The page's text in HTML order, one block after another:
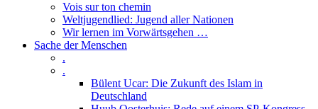
Vois sur ton chemin
Weltjugendlied: Jugend aller Nationen
Wir lernen im Vorwärtsgehen …
Sache der Menschen
.
.
Bülent Ucar: Die Zukunft des Islam in
Deutschland